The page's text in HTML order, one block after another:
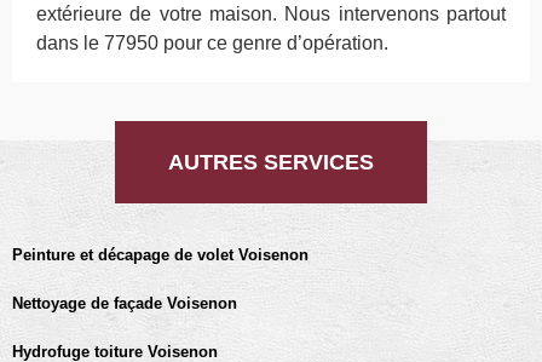
extérieure de votre maison. Nous intervenons partout
dans le 77950 pour ce genre d’opération.
AUTRES SERVICES
Peinture et décapage de volet Voisenon
Nettoyage de façade Voisenon
Hydrofuge toiture Voisenon